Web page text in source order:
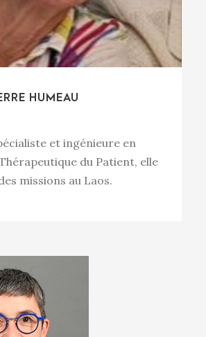
HUMEAU
et ingénieure en
du Patient, elle
missions au Laos.